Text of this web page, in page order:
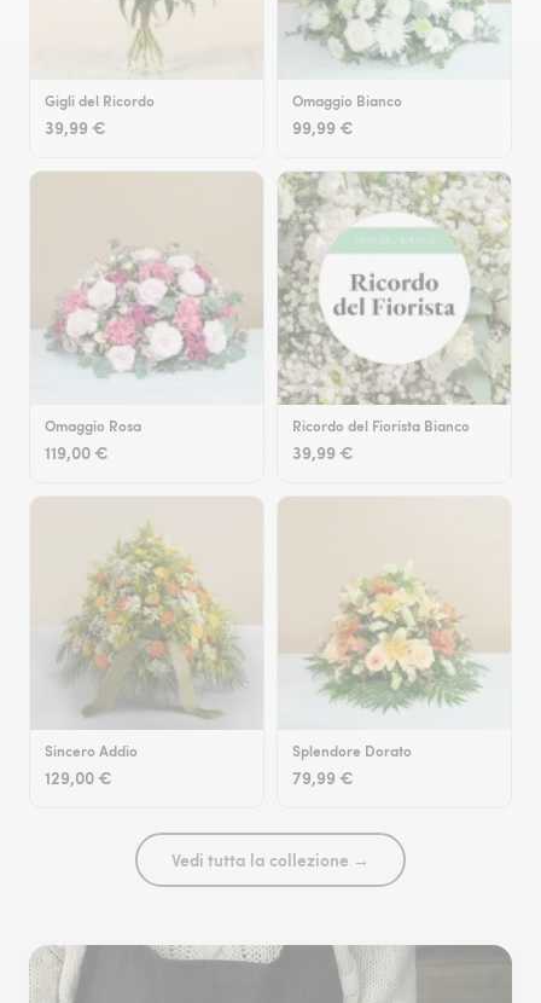
Gigli del Ricordo
39,99 €
Omaggio Bianco
99,99 €
Omaggio Rosa
119,00 €
Ricordo del Fiorista Bianco
39,99 €
Sincero Addio
129,00 €
Splendore Dorato
79,99 €
Vedi tutta la collezione →